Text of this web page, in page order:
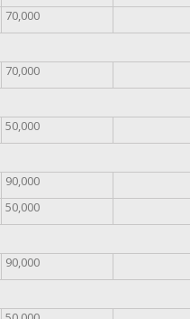
70,000
70,000
50,000
90,000
50,000
90,000